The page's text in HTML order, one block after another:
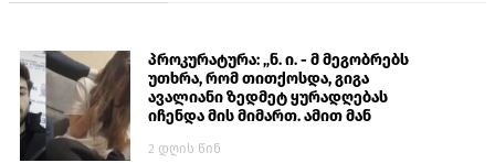
პროკურატურა: „ნ. ი. - მ მეგობრებს
უთხრა, რომ თითქოსდა, გიგა
ავალიანი ზედმეტ ყურადღებას
იჩენდა მის მიმართ. ამით მან
თავს დასხმოდა გიგა ავალიანს“
2 დღის წინ